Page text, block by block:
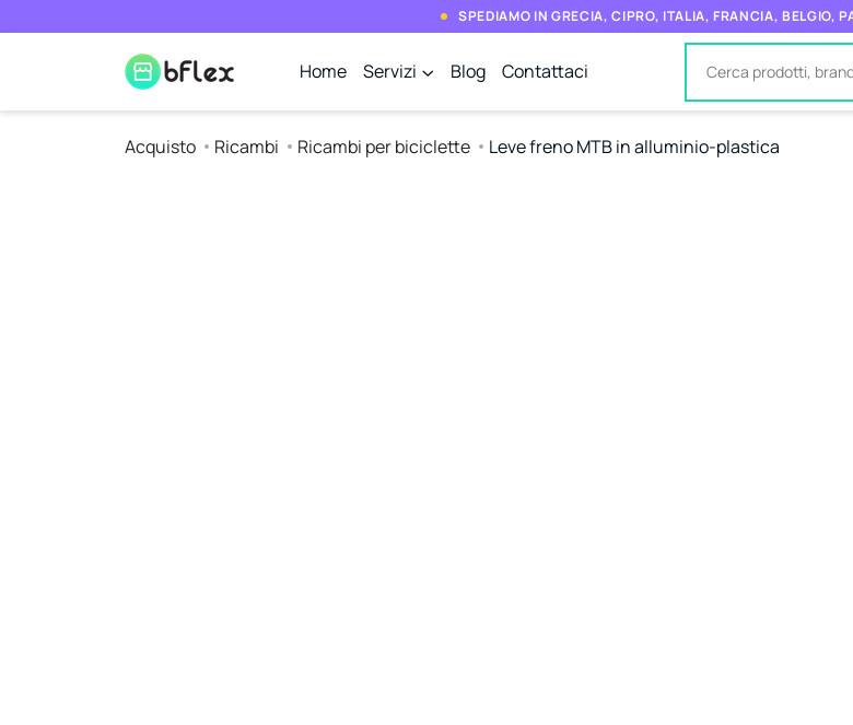
SPEDIAMO IN GRECIA, CIPRO, ITALIA, FRANCIA, BELGIO,
Home Servizi Blog Contattaci
Acquisto Ricambi Ricambi per biciclette Leve freno MTB in alluminio-plastica